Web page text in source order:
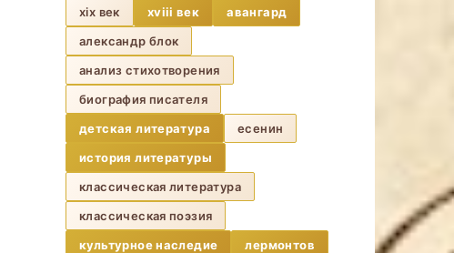
xix век xviii век
авангард
александр блок
анализ стихотворения
биография писателя
детская литература
есенин
история литературы
классическая литература
классическая поэзия
культурное наследие
лермонтов